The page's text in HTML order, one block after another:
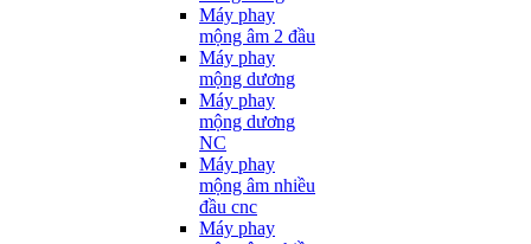
Máy phay
mộng âm 2 đầu
Máy phay
mộng dương
Máy phay
mộng dương
NC
Máy phay
mộng âm nhiều
đầu cnc
Máy phay